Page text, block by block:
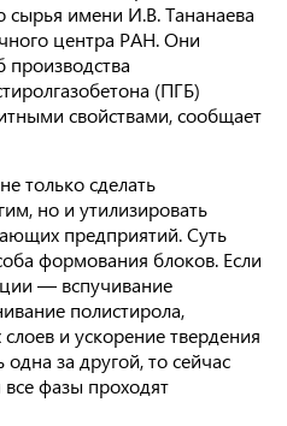
сырья имени И.В. Тананаева
центра РАН. Они
производства
(ПГБ)
свойствами, сообщает
только сделать
но и утилизировать
предприятий. Суть
формования блоков. Если
— вспучивание
полистирола,
и ускорение твердения
за другой, то сейчас
фазы проходят